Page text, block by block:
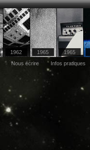
1962 1965
1965
Nous écrire Infos pratiques